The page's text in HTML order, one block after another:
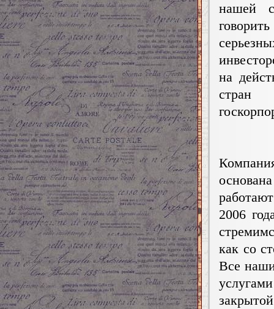
нашей
на
стран
2006
как со
Все